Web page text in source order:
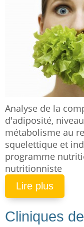
Analyse de la
d'adiposité,
métabolisme au
squelettique et
programme
nutritionniste
Lire plus
Cliniques